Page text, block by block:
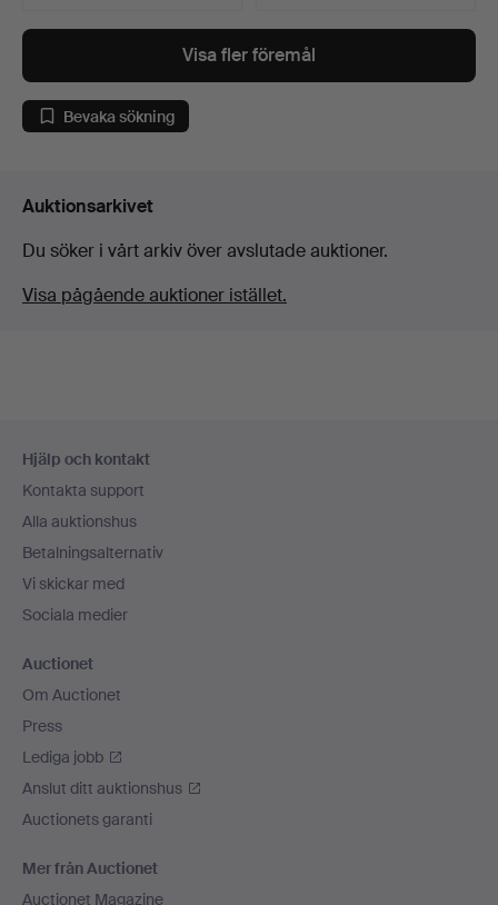
Visa fler föremål
Bevaka sökning
Auktionsarkivet
Du söker i vårt arkiv över avslutade auktioner.
Visa pågående auktioner istället.
Hjälp och kontakt
Kontakta support
Alla auktionshus
Betalningsalternativ
Vi skickar med
Sociala medier
Auctionet
Om Auctionet
Press
Lediga jobb
Anslut ditt auktionshus
Auctionets garanti
Mer från Auctionet
Auctionet Magazine